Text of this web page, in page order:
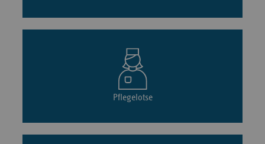
Pflegelotse